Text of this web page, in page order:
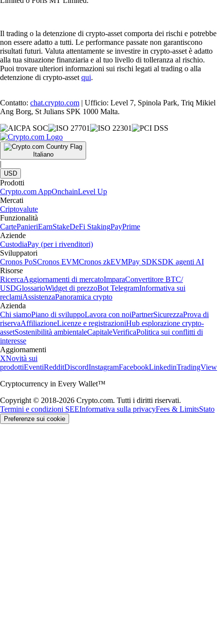
Il trading o la detenzione di crypto-asset comporta dei rischi e potrebbe
non essere adatto a tutti. Le performance passate non garantiscono
risultati futuri. Valuta attentamente se investire in crypto-asset è adatto
alla tua situazione finanziaria e al tuo livello di tolleranza al rischio.
Puoi trovare ulteriori informazioni sui rischi legati al trading o alla
detenzione di crypto-asset qui.
Contatto: chat.crypto.com | Ufficio: Level 7, Spinola Park, Triq Mikiel
Ang Borg, St Julians SPK 1000 Malta.
Italiano
|
USD
Prodotti
Crypto.com AppOnchainLevel Up
Mercati
Criptovalute
Funzionalità
CartePanieriEarnStakeDeFi StakingPayPrime
Aziende
CustodiaPay (per i rivenditori)
Sviluppatori
Cronos PoSCronos EVMCronos zkEVMPay SDKSDK agenti AI
Risorse
RicercaAggiornamenti di mercatoImparaConvertitore BTC/
USDGlossarioWidget di prezzoBot TelegramInformativa sui
reclamiAssistenzaPanoramica crypto
Azienda
Chi siamoPiano di sviluppoLavora con noiPartnerSicurezzaProva di
riservaAffiliazioneLicenze e registrazioniHub esplorazione crypto-
assetSostenibilità ambientaleCapitaleVerificaPolitica sui conflitti di
interesse
Aggiornamenti
XNovità sui
prodottiEventiRedditDiscordInstagramFacebookLinkedinTradingView
Cryptocurrency in Every Wallet™
Copyright © 2018-2026 Crypto.com. Tutti i diritti riservati.
Termini e condizioni SEEInformativa sulla privacyFees & LimitsStato
Preferenze sui cookie